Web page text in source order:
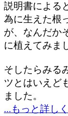
説明書による
為に生えた根
が、なんだか
に植えてみま
そしたらみる
ツとはいえど
ました。
...もっと詳しく